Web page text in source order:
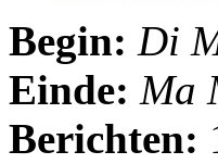
Begin: Di
Einde: Ma
Berichten: